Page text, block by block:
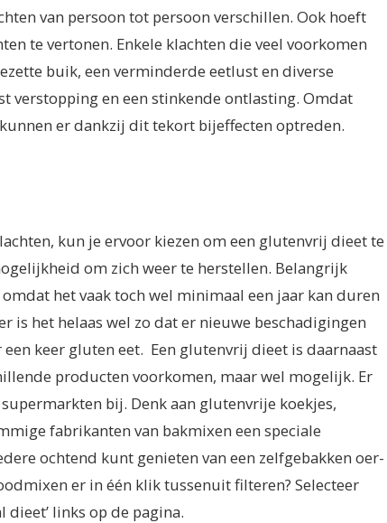
van persoon tot persoon verschillen. Ook hoeft
te vertonen. Enkele klachten die veel voorkomen
buik, een verminderde eetlust en diverse
verstopping en een stinkende ontlasting. Omdat
er dankzij dit tekort bijeffecten optreden.
kun je ervoor kiezen om een glutenvrij dieet te
om zich weer te herstellen. Belangrijk
het vaak toch wel minimaal een jaar kan duren
is het helaas wel zo dat er nieuwe beschadigingen
keer gluten eet. Een glutenvrij dieet is daarnaast
producten voorkomen, maar wel mogelijk. Er
bij. Denk aan glutenvrije koekjes,
fabrikanten van bakmixen een speciale
ochtend kunt genieten van een zelfgebakken oer-
er in één klik tussenuit filteren? Selecteer
dieet’ links op de pagina.